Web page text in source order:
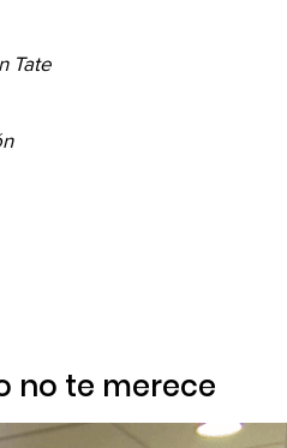
Tate
no te merece